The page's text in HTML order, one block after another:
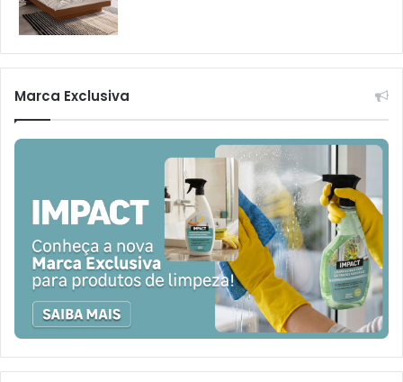
Marca Exclusiva